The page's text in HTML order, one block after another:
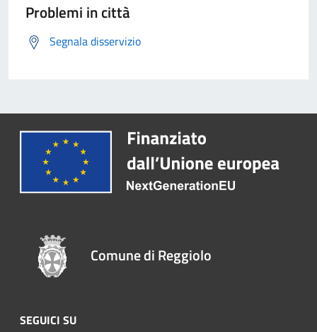
Problemi in città
Segnala disservizio
Comune di Reggiolo
SEGUICI SU